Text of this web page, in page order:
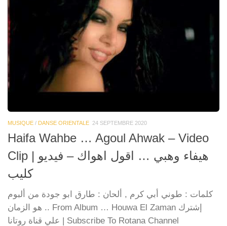
MUSIQUE / DANSE ORIENTALE 24 SEPTEMBRE 2020
Haifa Wahbe … Agoul Ahwak – Video
Clip | هيفاء وهبي … اقول اهواك – فيديو
كليب
كلمات : طوني أبي كرم , ألحان : طارق ابو جودة من ألبوم
.. هو الزمان From Album … Houwa El Zaman إشترك
علي قناة روتانا | Subscribe To Rotana Channel